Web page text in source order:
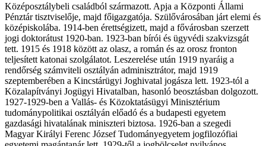
Középosztálybeli családból származott. Apja a Központi Állami
Pénztár tisztviselője, majd főigazgatója. Szülővárosában járt elemi és
középiskolába. 1914-ben érettségizett, majd a fővárosban szerzett
jogi doktorátust 1920-ban. 1923-ban bírói és ügyvédi szakvizsgát
tett. 1915 és 1918 között az olasz, a román és az orosz fronton
teljesített katonai szolgálatot. Leszerelése után 1919 nyaráig a
rendőrség számviteli osztályán adminisztrátor, majd 1919
szeptemberében a Kincstárügyi Joghivatal jogásza lett. 1923-tól a
Közalapítványi Jogügyi Hivatalban, hasonló beosztásban dolgozott.
1927-1929-ben a Vallás- és Közoktatásügyi Minisztérium
tudománypolitikai osztályán előadó és a budapesti egyetem
gazdasági hivatalának miniszteri biztosa. 1926-ban a szegedi
Magyar Királyi Ferenc József Tudományegyetem jogfilozófiai